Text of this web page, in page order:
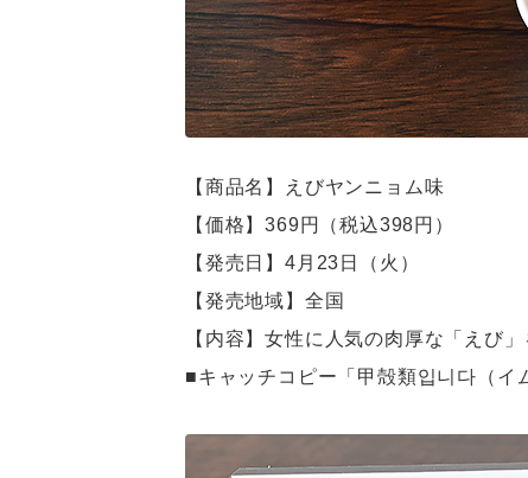
【商品名】えびヤンニョム味
【価格】369円（税込398円）
【発売日】4月23日（火）
【発売地域】全国
【内容】女性に人気の肉厚な「えび
■キャッチコピー「甲殻類입니다（イ